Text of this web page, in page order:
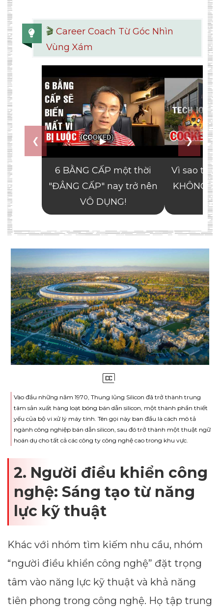
Vào đầu những năm 1970, Thung lũng Silicon đã trở thành trung
tâm sản xuất hàng loạt bóng bán dẫn silicon, một thành phần thiết
yếu của bộ vi xử lý máy tính. Tên gọi này ban đầu là cách mô tả
ngành công nghiệp bán dẫn silicon, sau đó trở thành một thuật ngữ
hoán dụ cho tất cả các công ty công nghệ cao trong khu vực.
2. Người điều khiển công
nghệ: Sáng tạo từ năng
lực kỹ thuật
Khác với nhóm tìm kiếm nhu cầu, nhóm
“người điều khiển công nghệ” đặt trọng
tâm vào năng lực kỹ thuật và khả năng
tiên phong trong công nghệ. Họ tập trung